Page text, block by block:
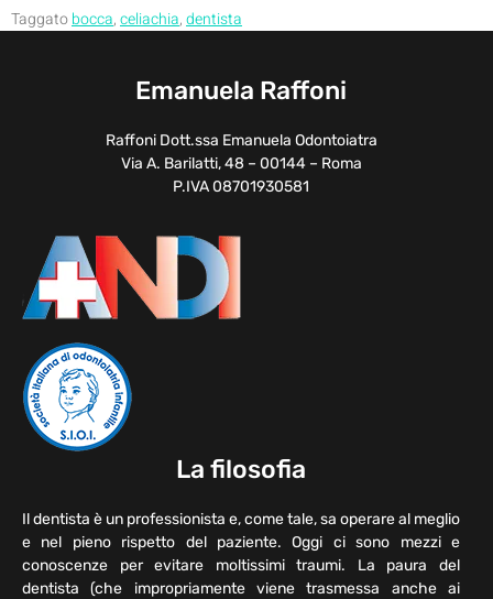
Taggatobocca,celiachia,dentista
Emanuela Raffoni
Raffoni Dott.ssa Emanuela Odontoiatra
Via A. Barilatti, 48 – 00144 – Roma
P.IVA 08701930581
La filosofia
Il dentista è un professionista e, come tale, sa operare al meglio
e nel pieno rispetto del paziente. Oggi ci sono mezzi e
conoscenze per evitare moltissimi traumi. La paura del
dentista (che impropriamente viene trasmessa anche ai